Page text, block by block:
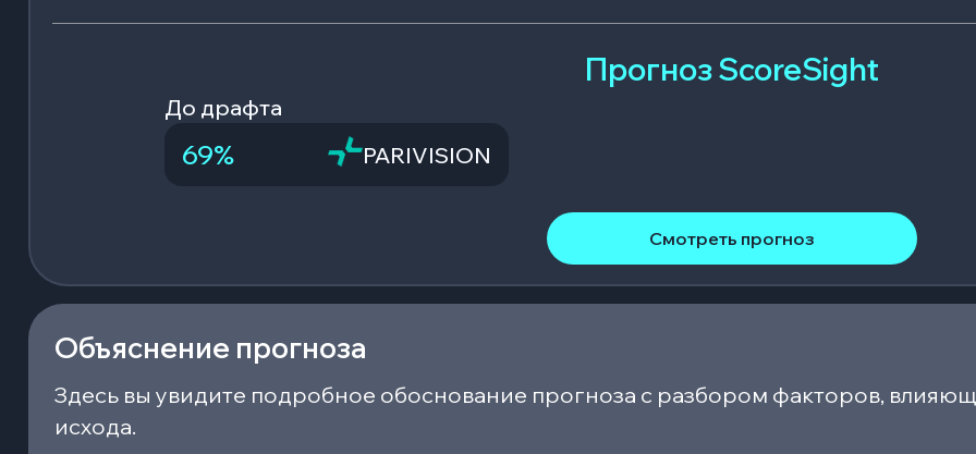
Прогноз ScoreSight
До драфта
69% PARIVISION
Смотреть прогноз
Объяснение прогноза
Здесь вы увидите подробное обоснование прогноза с разбором факторов,
исхода.